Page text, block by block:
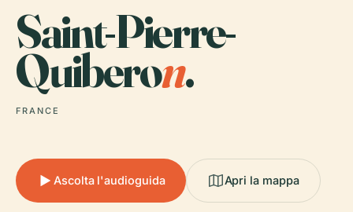
Saint-Pierre-
Quiberon.
FRANCE
Ascolta l'audioguida Apri la mappa